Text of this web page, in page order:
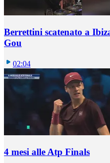
Berrettini scatenato a
Gou
02:04
4 mesi alle Atp Finals